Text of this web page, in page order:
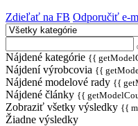
Zdieľať na FB Odporučiť e-
Nájdené kategórie {{
Nájdení výrobcovia {{
Nájdené modelové rady {{
Nájdené články {{
Zobraziť všetky výsledky {{
Žiadne výsledky